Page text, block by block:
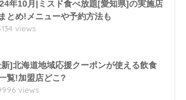
年10月|ミスド食べ放題[愛知県]の実施店
とめ!メニューや予約方法も
views
]北海道地域応援クーポンが使える飲食
覧!加盟店どこ?
views